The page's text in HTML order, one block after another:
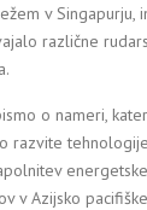
v Singapurju,
različne
o nameri,
razvite
Azijsko